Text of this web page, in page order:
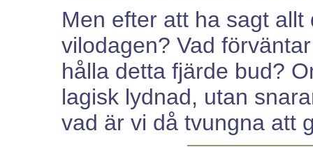
Men efter att ha sagt
vilodagen? Vad
hålla detta fjärde bud?
lagisk lydnad, utan
vad är vi då tvungna att